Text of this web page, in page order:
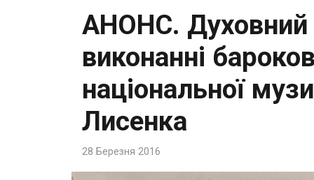
АНОНС. Духовний
виконанні
національної
Лисенка
28 Березня 2016